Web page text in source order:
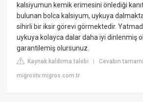
kalsiyumun kemik erimesini önlediği
bulunan bolca kalsiyum, uykuya
sihirli bir iksir görevi görmektedir.
uykuya kolayca dalar daha iyi dinlenmiş
garantilemiş olursunuz.
Kaynak kaldırma talebi |Cevabın
migrostv.migros.com.tr